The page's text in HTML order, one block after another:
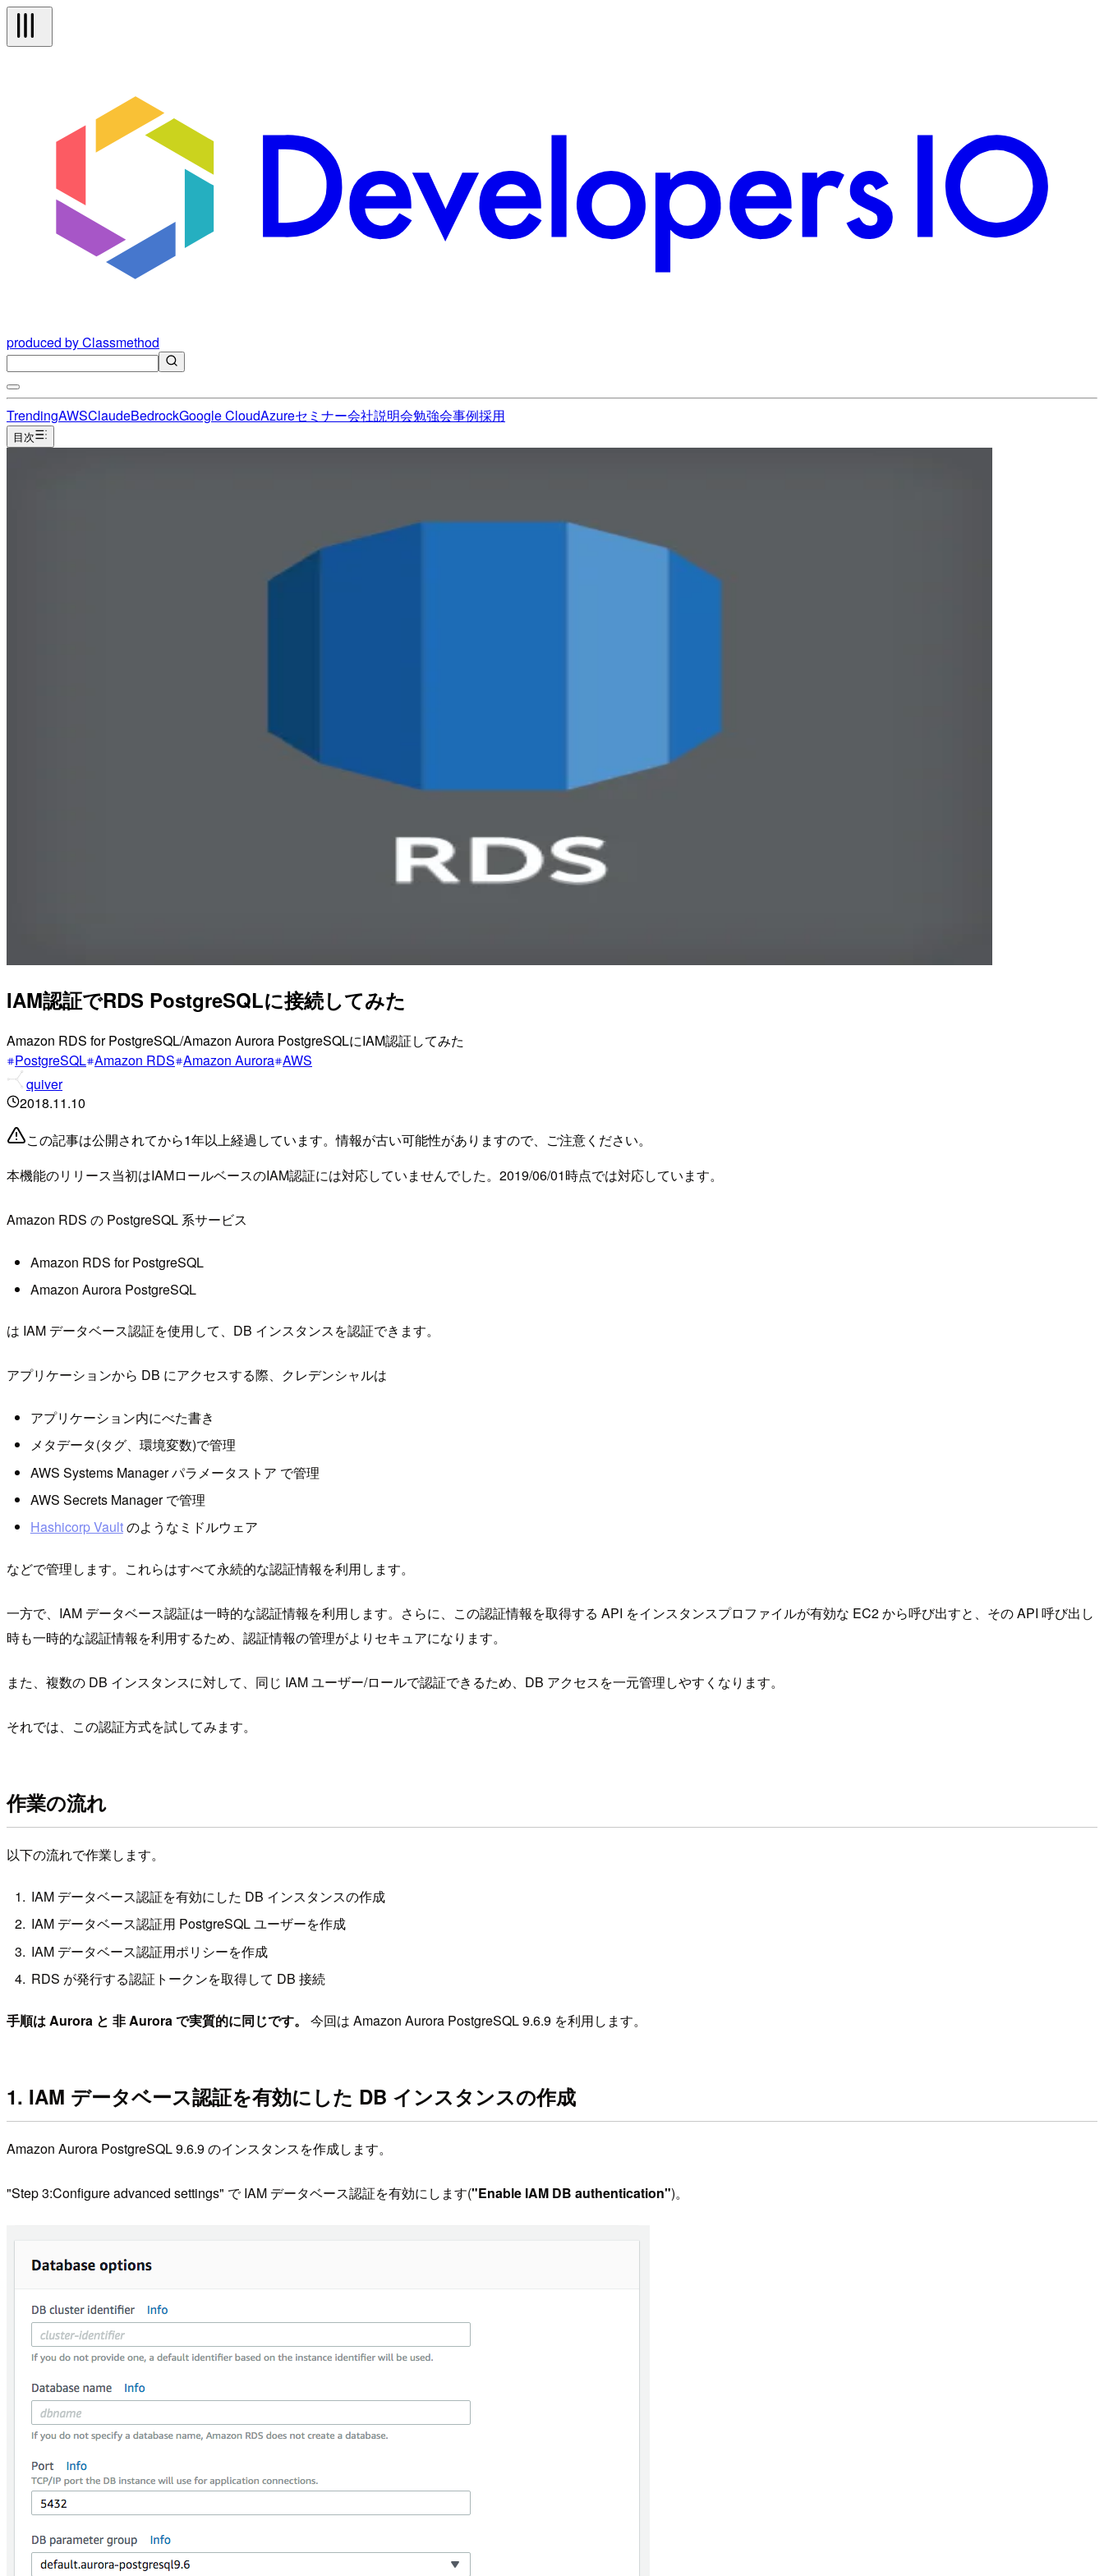
produced by Classmethod
TrendingAWSClaudeBedrockGoogle CloudAzureセミナー会社説明会勉強会事例採用
目次
IAM認証でRDS PostgreSQLに接続してみた
Amazon RDS for PostgreSQL/Amazon Aurora PostgreSQLにIAM認証してみた
PostgreSQL Amazon RDS Amazon Aurora AWS
quiver
2018.11.10
この記事は公開されてから1年以上経過しています。情報が古い可能性がありますので、ご注意ください。
本機能のリリース当初はIAMロールベースのIAM認証には対応していませんでした。2019/06/01時点では対応しています。
Amazon RDS の PostgreSQL 系サービス
Amazon RDS for PostgreSQL
Amazon Aurora PostgreSQL
は IAM データベース認証を使用して、DB インスタンスを認証できます。
アプリケーションから DB にアクセスする際、クレデンシャルは
アプリケーション内にべた書き
メタデータ(タグ、環境変数)で管理
AWS Systems Manager パラメータストア で管理
AWS Secrets Manager で管理
Hashicorp Vaultのようなミドルウェア
などで管理します。これらはすべて永続的な認証情報を利用します。
一方で、IAM データベース認証は一時的な認証情報を利用します。さらに、この認証情報を取得する API をインスタンスプロファイルが有効な EC2 から呼び出すと、その API 呼び出し
時も一時的な認証情報を利用するため、認証情報の管理がよりセキュアになります。
また、複数の DB インスタンスに対して、同じ IAM ユーザー/ロールで認証できるため、DB アクセスを一元管理しやすくなります。
それでは、この認証方式を試してみます。
作業の流れ
以下の流れで作業します。
IAM データベース認証を有効にした DB インスタンスの作成
IAM データベース認証用 PostgreSQL ユーザーを作成
IAM データベース認証用ポリシーを作成
RDS が発行する認証トークンを取得して DB 接続
手順は Aurora と 非 Aurora で実質的に同じです。 今回は Amazon Aurora PostgreSQL 9.6.9 を利用します。
1. IAM データベース認証を有効にした DB インスタンスの作成
Amazon Aurora PostgreSQL 9.6.9 のインスタンスを作成します。
"Step 3:Configure advanced settings" で IAM データベース認証を有効にします("Enable IAM DB authentication")。